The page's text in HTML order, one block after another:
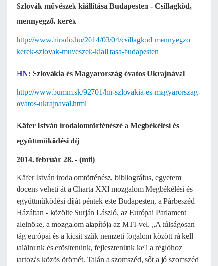
Szlovák művészek kiállítása Budapesten - Csillagköd,
mennyegző, kerék
http://www.hirado.hu/2014/03/04/csillagkod-mennyegzo-
kerek-szlovak-muveszek-kiallitasa-budapesten
HN: Szlovákia és Magyarország óvatos Ukrajnával
http://www.bumm.sk/92701/hn-szlovakia-es-magyarorszag-
ovatos-ukrajnaval.html
Käfer István irodalomtörténészé a Megbékélési és
együttműködési díj
2014. február 28. - (mti)
Käfer István irodalomtörténész, bibliográfus, egyetemi
docens veheti át a Charta XXI mozgalom Megbékélési és
együttműködési díját péntek este Budapesten, a Párbeszéd
Házában - közölte Surján László, az Európai Parlament
alelnöke, a mozgalom alapítója az MTI-vel. „A túlságosan
tág európai és a kicsit szűk nemzeti fogalom között rá kell
találnunk és erősítenünk, fejlesztenünk kell a régióhoz
tartozás közös örömét. Talán a szomszéd, sőt a jó szomszéd